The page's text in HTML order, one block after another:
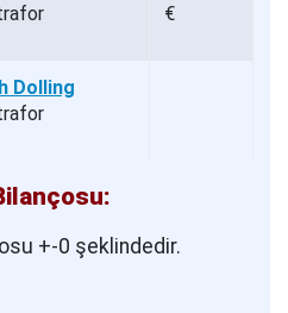
€
Dolling
+-0 şeklindedir.